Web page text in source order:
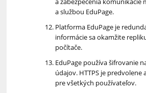
a službou EduPage.
Platforma EduPage je
informácie sa okamžite
počítače.
EduPage používa šifrovanie
údajov. HTTPS je predvolene
pre všetkých používateľov.